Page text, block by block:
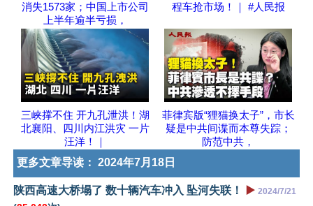
消失1573家；中国上市公司
上半年逾半亏损，
程车抢市场！｜ #人民报
三峡撑不住 开九孔泄洪！湖
北襄阳、四川内江洪灾 一片
汪洋！｜
菲律宾版“狸猫换太子”，市长
疑是中共间谍而本尊失踪；
防范中共，
更多文章导读： 2024年7月18日
陕西高速大桥塌了 数十辆汽车冲入 坠河失联！ ▶️ 2024/7/21